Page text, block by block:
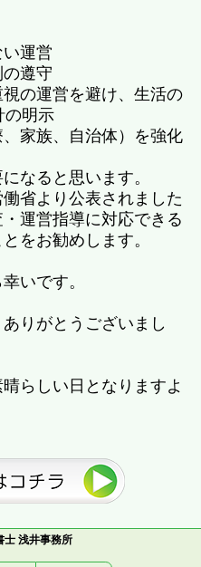
運営
遵守
の運営を避け、生活の
の明示
家族、自治体）を強化
なると思います。
省より公表されました
運営指導に対応できる
をお勧めします。
いです。
りがとうございまし
らしい日となりますよ
浅井事務所